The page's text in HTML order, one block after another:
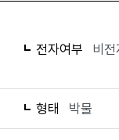
전자여부 비전
형태 박물